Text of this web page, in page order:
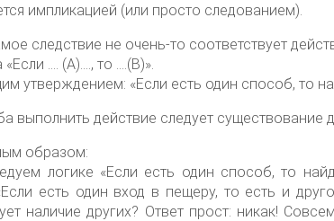
импликацией (или просто следованием).
следствие не очень-то соответствует
…. (А)…., то ….(В)».
утверждением: «Если есть один способ, то
выполнить действие следует существование
образом:
логике «Если есть один способ, то
есть один вход в пещеру, то есть и
наличие других? Ответ прост: никак!